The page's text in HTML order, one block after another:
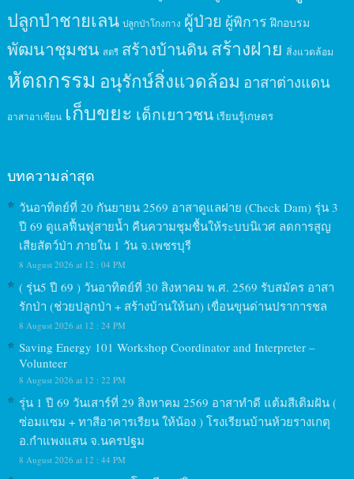
ปลูกป่าชายเลน ปลูกป่าโกงกาง ผู้ป่วย ผู้พิการ ฝึกอบรม
พัฒนาชุมชน สตรี สร้างบ้านดินสร้างฝาย สิ่งแวดล้อม
หัตถกรรม อนุรักษ์สิ่งแวดล้อม อาสาต่างแดน
อาสาอาเซียน เก็บขยะ เด็กเยาวชน เรียนรู้เกษตร
บทความล่าสุด
วันอาทิตย์ที่ 20 กันยายน 2569 อาสาดูแลฝาย (Check Dam) รุ่น 3
ปี 69 ดูแลฟื้นฟูสายน้ำ คืนความชุมชื้นให้ระบบนิเวศ ลดการสูญ
เสียสัตว์ป่า ภายใน 1 วัน จ.เพชรบุรี
8 August 2026 at 12 : 04 PM
( รุ่น5 ปี 69 ) วันอาทิตย์ที่ 30 สิงหาคม พ.ศ. 2569 รับสมัคร อาสา
รักป่า (ช่วยปลูกป่า + สร้างบ้านให้นก) เขื่อนขุนด่านปราการชล
8 August 2026 at 12 : 24 PM
Saving Energy 101 Workshop Coordinator and Interpreter –
Volunteer
8 August 2026 at 12 : 22 PM
รุ่น 1 ปี 69 วันเสาร์ที่ 29 สิงหาคม 2569 อาสาทำดี แต้มสีเติมฝัน (
ซ่อมแซม + ทาสีอาคารเรียน ให้น้อง ) โรงเรียนบ้านห้วยรางเกตุ
อ.กำแพงแสน จ.นครปฐม
8 August 2026 at 12 : 44 PM